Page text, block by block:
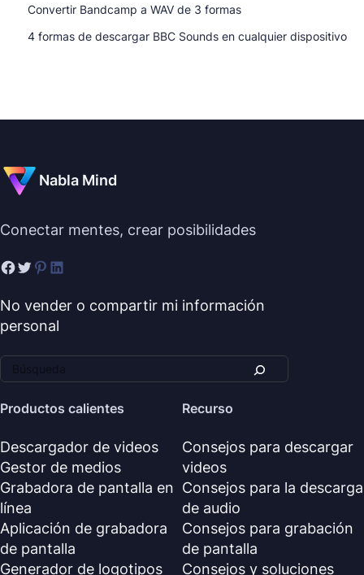
Convertir Bandcamp a WAV de 3 formas
4 formas de descargar BBC Sounds en cualquier dispositivo
Nabla Mind
Conectar mentes, crear posibilidades
No vender o compartir mi información
personal
Productos calientes
Descargador de videos
Gestor de medios
Grabadora de pantalla en
línea
Aplicación de grabadora
de pantalla
Generador de logotipos
Recurso
Consejos para descargar
videos
Consejos para la descarga
de audio
Consejos para grabación
de pantalla
Consejos y soluciones